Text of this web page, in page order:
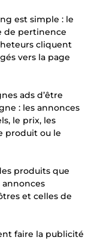
est simple : le
de pertinence
cliquent
vers la page
ads d’être
: les annonces
le prix, les
produit ou le
produits que
annonces
et celles de
faire la publicité